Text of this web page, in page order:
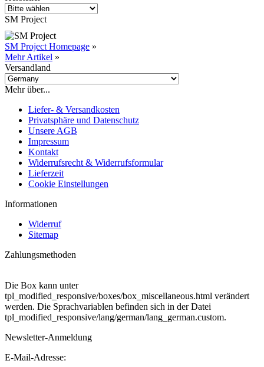
SM Project
SM Project Homepage »
Mehr Artikel »
Versandland
Mehr über...
Liefer- & Versandkosten
Privatsphäre und Datenschutz
Unsere AGB
Impressum
Kontakt
Widerrufsrecht & Widerrufsformular
Lieferzeit
Cookie Einstellungen
Informationen
Widerruf
Sitemap
Zahlungsmethoden
Die Box kann unter
tpl_modified_responsive/boxes/box_miscellaneous.html verändert
werden. Die Sprachvariablen befinden sich in der Datei
tpl_modified_responsive/lang/german/lang_german.custom.
Newsletter-Anmeldung
E-Mail-Adresse: